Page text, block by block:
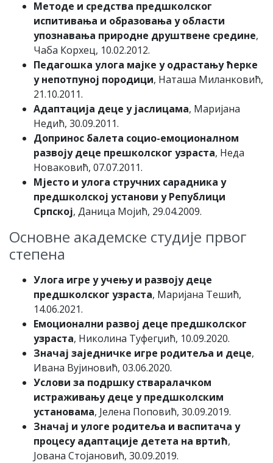
Методе и средства предшколског
испитивања и образовања у области
упознавања природне друштвене средине,
Чаба Корхец, 10.02.2012.
Педагошка улога мајке у одрастању ћерке
у непотпуној породици, Наташа Миланковић,
21.10.2011.
Адаптација деце у јаслицама, Маријана
Недић, 30.09.2011.
Допринос балета социо-емоционалном
развоју деце прешколског узраста, Неда
Новаковић, 07.07.2011.
Мјесто и улога стручних сарадника у
предшколској установи у Републици
Српској, Даница Мојић, 29.04.2009.
Основне академске студије првог
степена
Улога игре у учењу и развоју деце
предшколског узраста, Маријана Тешић,
14.06.2021.
Емоционални развој деце предшколског
узраста, Николина Туфегџић, 10.09.2020.
Значај заједничке игре родитеља и деце,
Ивана Вујиновић, 03.06.2020.
Услови за подршку стваралачком
истраживању деце у предшколским
установама, Јелена Поповић, 30.09.2019.
Значај и улоге родитеља и васпитача у
процесу адаптације детета на вртић,
Јована Стојановић, 30.09.2019.